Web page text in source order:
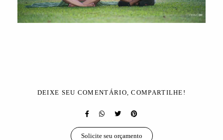
DEIXE SEU COMENTÁRIO, COMPARTILHE!
Solicite seu orçamento